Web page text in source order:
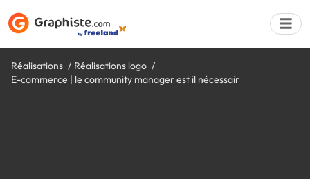
Réalisations
Réalisations logo
E-commerce | le community manager est il nécessair